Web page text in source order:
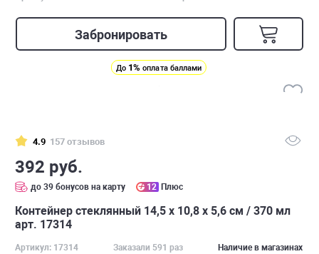
Забронировать
До 1% оплата баллами
4.9 157 отзывов
392 руб.
до 39 бонусов на карту 12 Плюс
Контейнер стеклянный 14,5 х 10,8 х 5,6 см / 370 мл
арт. 17314
Артикул: 17314 Заказали 591 раз Наличие в магазинах